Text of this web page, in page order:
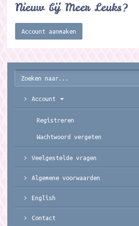
Nieuw bij Meer Leuks?
Account aanmaken
Account
Registreren
Wachtwoord vergeten
Veelgestelde vragen
Algemene voorwaarden
English
Contact